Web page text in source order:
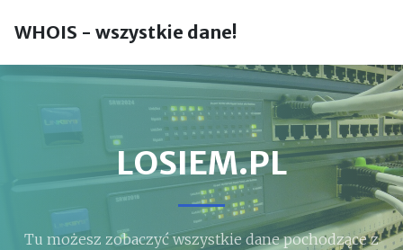
WHOIS - wszystkie dane!
LOSIEM.PL
Tu możesz zobaczyć wszystkie dane pochodzące z